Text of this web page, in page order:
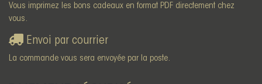
Vous imprimez les bons cadeaux en format PDF directement chez
vous.
Envoi par courrier
La commande vous sera envoyée par la poste.